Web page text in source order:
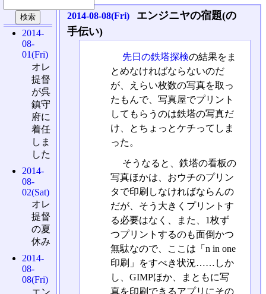
2014-08-08(Fri)
エンジニヤの宿題(の
手伝い)
先日の鉄塔探検の結果をま
とめなければならないのだ
が、えらい枚数の写真を取っ
たもんで、写真屋でプリント
してもらうのは鉄塔の写真だ
け、とちょっとケチってしま
った。
そうなると、鉄塔の看板の
写真ほかは、おウチのプリン
タで印刷しなければならんの
だが、そう大きくプリントす
る必要はなく、また、1枚ず
つプリントするのも面倒かつ
無駄なので、ここは「n in one
印刷」をすべき状況……しか
し、GIMPほか、まともに写
真を印刷できるアプリにその
2014-
08-
01(Fri)
オレ
提督
が呉
鎮守
府に
着任
しま
した
2014-
08-
02(Sat)
オレ
提督
の夏
休み
2014-
08-
08(Fri)
エン